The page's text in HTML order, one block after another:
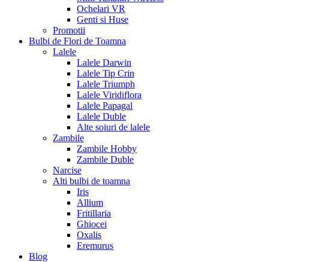
Ochelari VR
Genti si Huse
Promotii
Bulbi de Flori de Toamna
Lalele
Lalele Darwin
Lalele Tip Crin
Lalele Triumph
Lalele Viridiflora
Lalele Papagal
Lalele Duble
Alte soiuri de lalele
Zambile
Zambile Hobby
Zambile Duble
Narcise
Alti bulbi de toamna
Iris
Allium
Fritillaria
Ghiocei
Oxalis
Eremurus
Blog